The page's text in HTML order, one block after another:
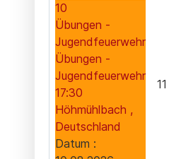
10
Übungen -
Jugendfeuerwehr
Übungen -
Jugendfeuerwehr
17:30
Höhmühlbach ,
Deutschland
Datum :
11